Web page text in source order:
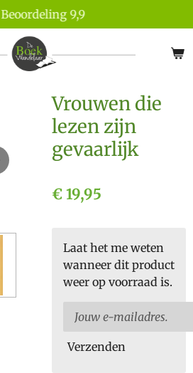
Beoordeling 9,9
Vrouwen die
lezen zijn
gevaarlijk
€ 19,95
Laat het me weten
wanneer dit product
weer op voorraad is.
Verzenden